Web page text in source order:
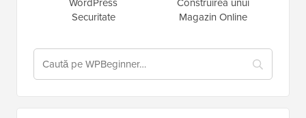
Securitate
Magazin Online